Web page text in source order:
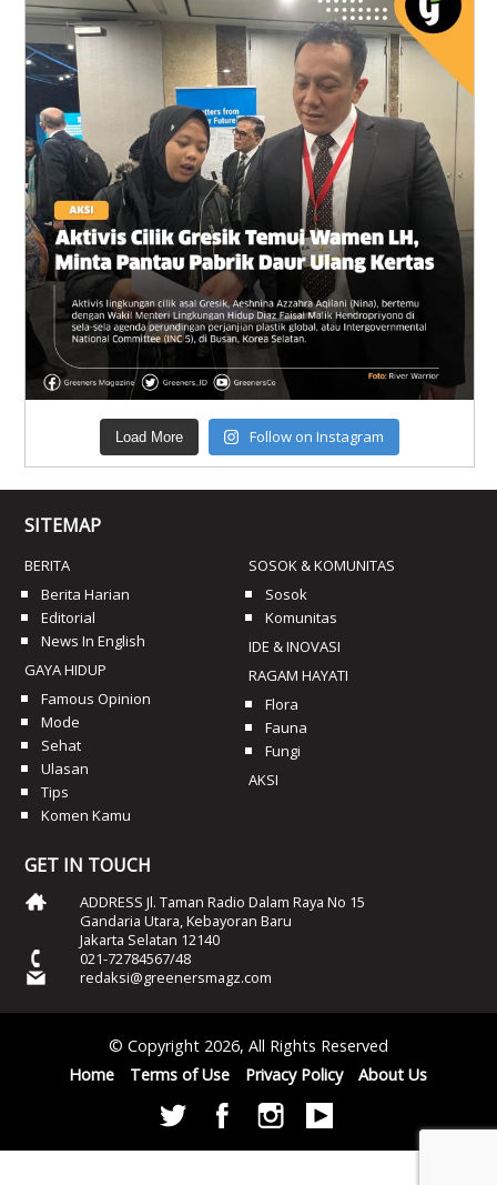
Load More Follow on Instagram
SITEMAP
BERITA
Berita Harian
Editorial
News In English
GAYA HIDUP
Famous Opinion
Mode
Sehat
Ulasan
Tips
Komen Kamu
SOSOK & KOMUNITAS
Sosok
Komunitas
IDE & INOVASI
RAGAM HAYATI
Flora
Fauna
Fungi
AKSI
GET IN TOUCH
ADDRESS Jl. Taman Radio Dalam Raya No 15
Gandaria Utara, Kebayoran Baru
Jakarta Selatan 12140
021-72784567/48
redaksi@greenersmagz.com
© Copyright 2026, All Rights Reserved
Home
Terms of Use Privacy Policy About Us